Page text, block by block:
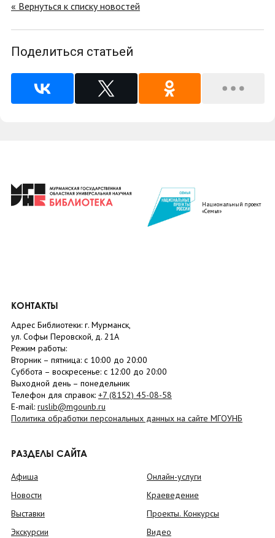
« Вернуться к списку новостей
Поделиться статьей
Национальный проект
«Семья»
КОНТАКТЫ
Адрес Библиотеки: г. Мурманск,
ул. Софьи Перовской, д. 21А
Режим работы:
Вторник – пятница: с 10:00 до 20:00
Суббота – воскресенье: c 12:00 до 20:00
Выходной день – понедельник
Телефон для справок: +7 (8152) 45-08-58
E-mail: ruslib@mgounb.ru
Политика обработки персональных данных на сайте МГОУНБ
РАЗДЕЛЫ САЙТА
Афиша
Новости
Выставки
Экскурсии
Онлайн-услуги
Краеведение
Проекты. Конкурсы
Видео